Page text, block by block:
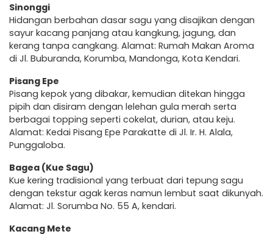
Sinonggi
Hidangan berbahan dasar sagu yang disajikan dengan
sayur kacang panjang atau kangkung, jagung, dan
kerang tanpa cangkang. Alamat: Rumah Makan Aroma
di Jl. Buburanda, Korumba, Mandonga, Kota Kendari.
Pisang Epe
Pisang kepok yang dibakar, kemudian ditekan hingga
pipih dan disiram dengan lelehan gula merah serta
berbagai topping seperti cokelat, durian, atau keju.
Alamat: Kedai Pisang Epe Parakatte di Jl. Ir. H. Alala,
Punggaloba.
Bagea (Kue Sagu)
Kue kering tradisional yang terbuat dari tepung sagu
dengan tekstur agak keras namun lembut saat dikunyah.
Alamat: Jl. Sorumba No. 55 A, kendari.
Kacang Mete